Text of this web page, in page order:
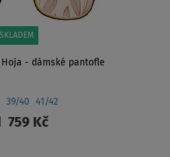
SKLADEM
Hoja - dámské pantofle
39/40 41/42
759 Kč